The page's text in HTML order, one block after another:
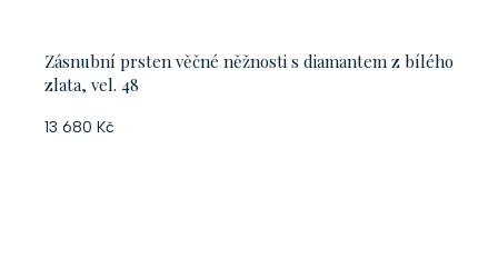
Zásnubní prsten věčné něžnosti s diamantem z bílého
zlata, vel. 48
13 680 Kč